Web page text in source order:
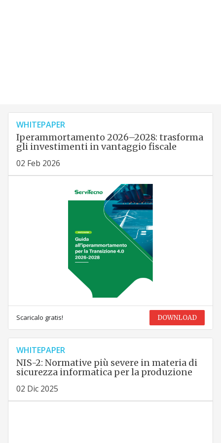
WHITEPAPER
Iperammortamento 2026–2028: trasforma
gli investimenti in vantaggio fiscale
02 Feb 2026
Scaricalo gratis! DOWNLOAD
WHITEPAPER
NIS-2: Normative più severe in materia di
sicurezza informatica per la produzione
02 Dic 2025